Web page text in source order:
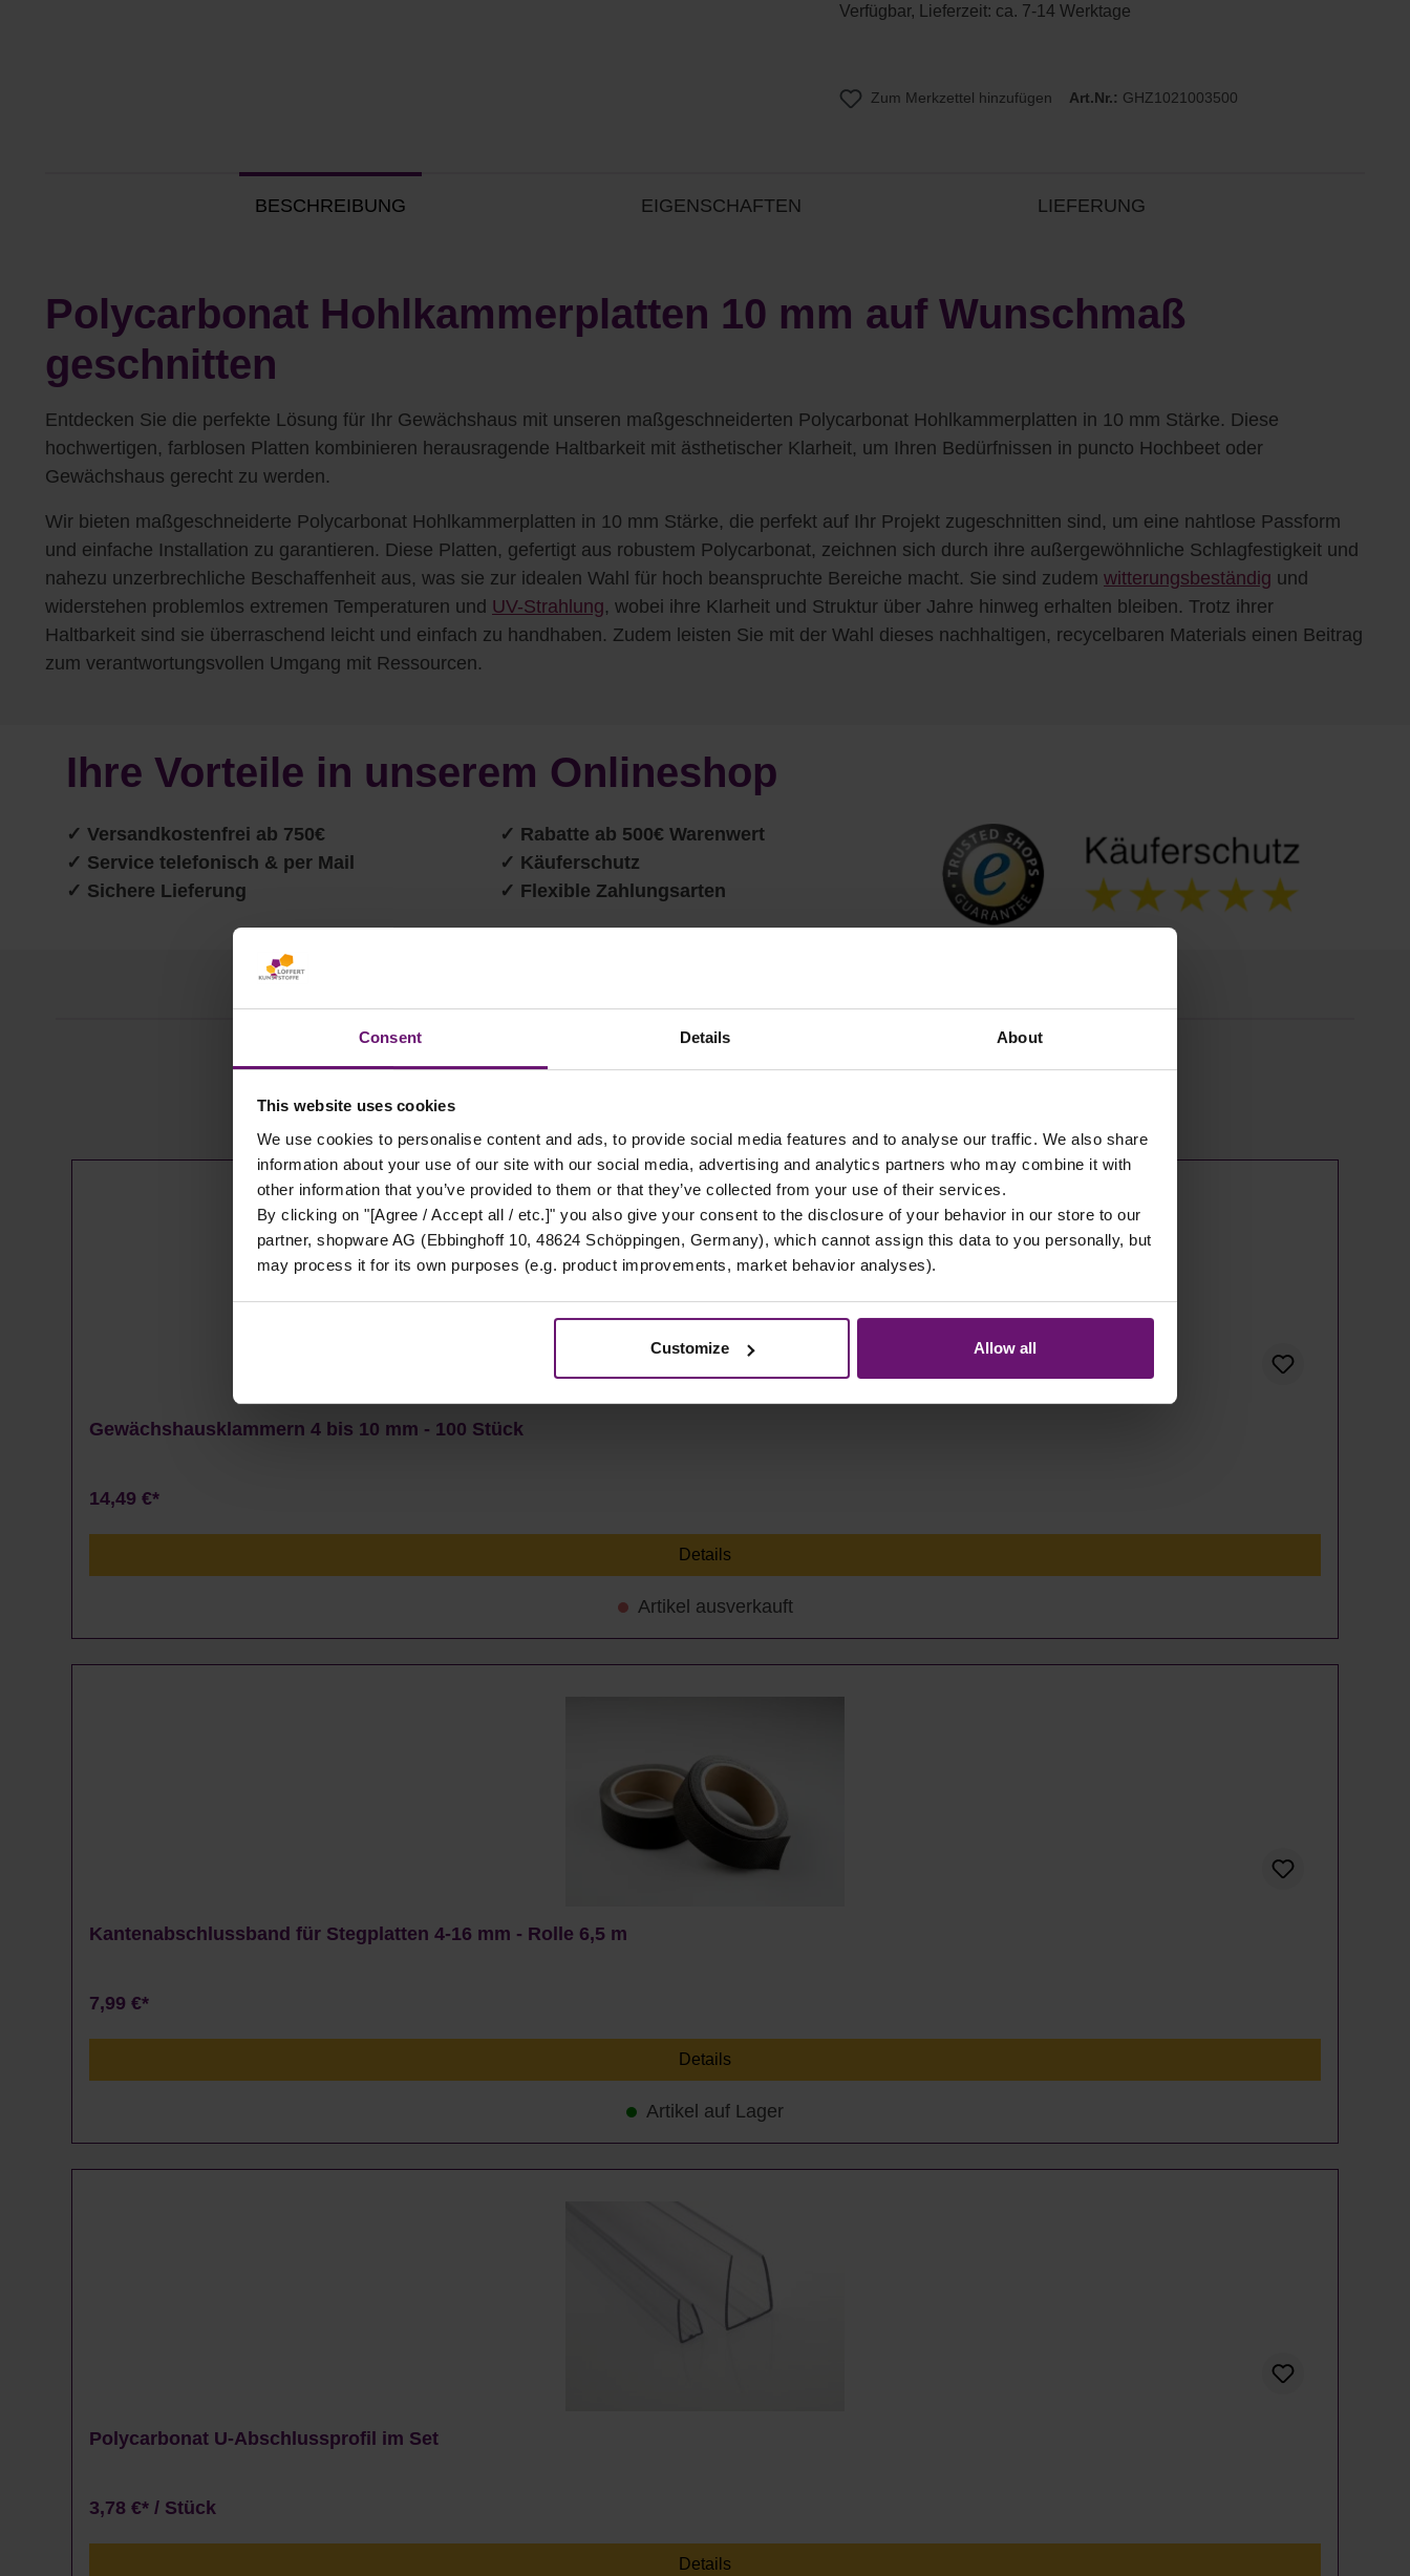
Consent Details About
This website uses cookies
We use cookies to personalise content and ads, to provide social media features and to analyse our traffic. We also share
information about your use of our site with our social media, advertising and analytics partners who may combine it with
other information that you’ve provided to them or that they’ve collected from your use of their services.
By clicking on "[Agree / Accept all / etc.]" you also give your consent to the disclosure of your behavior in our store to our
partner, shopware AG (Ebbinghoff 10, 48624 Schöppingen, Germany), which cannot assign this data to you personally, but
may process it for its own purposes (e.g. product improvements, market behavior analyses).
Customize Allow all
Verfügbar, Lieferzeit: ca. 7-14 Werktage
Zum Merkzettel hinzufügen Art.Nr.: GHZ1021003500
BESCHREIBUNG EIGENSCHAFTEN LIEFERUNG
Polycarbonat Hohlkammerplatten 10 mm auf Wunschmaß
geschnitten
Entdecken Sie die perfekte Lösung für Ihr Gewächshaus mit unseren maßgeschneiderten Polycarbonat Hohlkammerplatten in 10 mm Stärke. Diese
hochwertigen, farblosen Platten kombinieren herausragende Haltbarkeit mit ästhetischer Klarheit, um Ihren Bedürfnissen in puncto Hochbeet oder
Gewächshaus gerecht zu werden.
Wir bieten maßgeschneiderte Polycarbonat Hohlkammerplatten in 10 mm Stärke, die perfekt auf Ihr Projekt zugeschnitten sind, um eine nahtlose Passform
und einfache Installation zu garantieren. Diese Platten, gefertigt aus robustem Polycarbonat, zeichnen sich durch ihre außergewöhnliche Schlagfestigkeit und
nahezu unzerbrechliche Beschaffenheit aus, was sie zur idealen Wahl für hoch beanspruchte Bereiche macht. Sie sind zudem witterungsbeständig und
widerstehen problemlos extremen Temperaturen und UV-Strahlung, wobei ihre Klarheit und Struktur über Jahre hinweg erhalten bleiben. Trotz ihrer
Haltbarkeit sind sie überraschend leicht und einfach zu handhaben. Zudem leisten Sie mit der Wahl dieses nachhaltigen, recycelbaren Materials einen Beitrag
zum verantwortungsvollen Umgang mit Ressourcen.
Ihre Vorteile in unserem Onlineshop
✓ Versandkostenfrei ab 750€
✓ Service telefonisch & per Mail
✓ Sichere Lieferung
✓ Rabatte ab 500€ Warenwert
✓ Käuferschutz
✓ Flexible Zahlungsarten
Produktgalerie überspringen
Gewächshausklammern 4 bis 10 mm - 100 Stück
14,49 €*
Details
Artikel ausverkauft
Kantenabschlussband für Stegplatten 4-16 mm - Rolle 6,5 m
7,99 €*
Details
Artikel auf Lager
Polycarbonat U-Abschlussprofil im Set
3,78 €* / Stück
Details